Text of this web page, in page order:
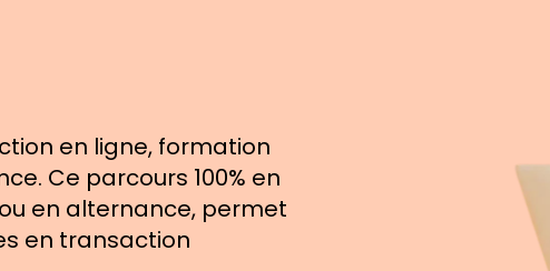
en ligne, formation
Ce parcours 100% en
en alternance, permet
en transaction